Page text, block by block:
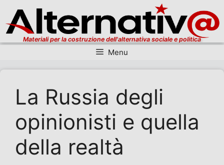
Materiali per la costruzione dell'alternativa sociale e politica
Menu
La Russia degli
opinionisti e quella
della realtà